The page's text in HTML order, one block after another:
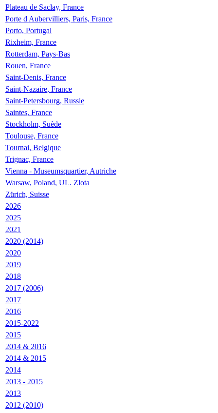
Plateau de Saclay, France
Porte d Aubervilliers, Paris, France
Porto, Portugal
Rixheim, France
Rotterdam, Pays-Bas
Rouen, France
Saint-Denis, France
Saint-Nazaire, France
Saint-Petersbourg, Russie
Saintes, France
Stockholm, Suède
Toulouse, France
Tournai, Belgique
Trignac, France
Vienna - Museumsquartier, Autriche
Warsaw, Poland, UL. Zlota
Zürich, Suisse
2026
2025
2021
2020 (2014)
2020
2019
2018
2017 (2006)
2017
2016
2015-2022
2015
2014 & 2016
2014 & 2015
2014
2013 - 2015
2013
2012 (2010)